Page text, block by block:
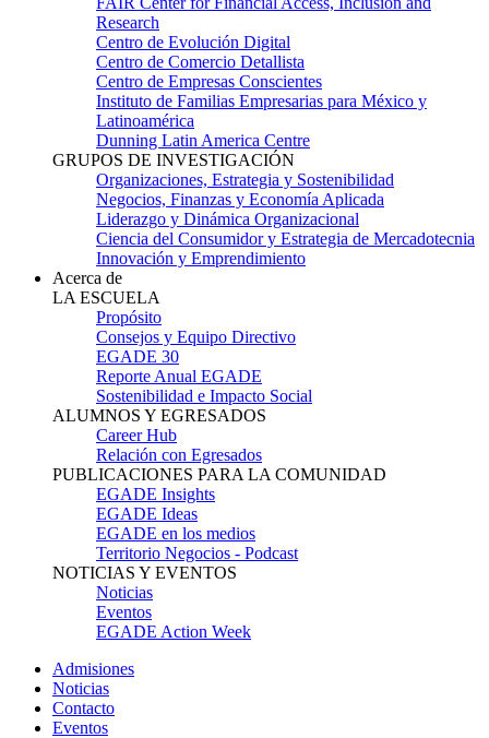
Research
Centro de Evolución Digital
Centro de Comercio Detallista
Centro de Empresas Conscientes
Instituto de Familias Empresarias para México y
Latinoamérica
Dunning Latin America Centre
GRUPOS DE INVESTIGACIÓN
Organizaciones, Estrategia y Sostenibilidad
Negocios, Finanzas y Economía Aplicada
Liderazgo y Dinámica Organizacional
Ciencia del Consumidor y Estrategia de Mercadotecnia
Innovación y Emprendimiento
Acerca de
LA ESCUELA
Propósito
Consejos y Equipo Directivo
EGADE 30
Reporte Anual EGADE
Sostenibilidad e Impacto Social
ALUMNOS Y EGRESADOS
Career Hub
Relación con Egresados
PUBLICACIONES PARA LA COMUNIDAD
EGADE Insights
EGADE Ideas
EGADE en los medios
Territorio Negocios - Podcast
NOTICIAS Y EVENTOS
Noticias
Eventos
EGADE Action Week
Admisiones
Noticias
Contacto
Eventos